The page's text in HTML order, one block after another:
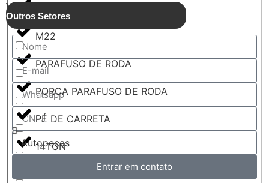
M22
PARAFUSO DE RODA
PORCA PARAFUSO DE RODA
PÉ DE CARRETA
14TON
Vendas
Outros Setores
Entrar em contato